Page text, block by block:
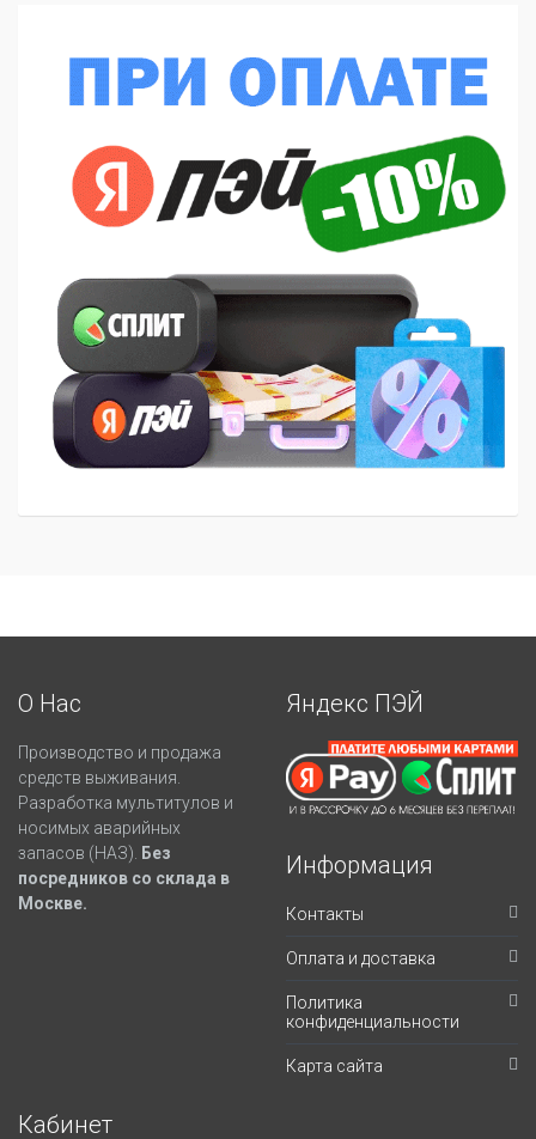
О Нас
Производство и продажа
средств выживания.
Разработка мультитулов и
носимых аварийных
запасов (НАЗ).
Без
посредников со склада в
Москве.
Яндекс ПЭЙ
Информация
Контакты
Оплата и доставка
Политика
конфиденциальности
Карта сайта
Кабинет